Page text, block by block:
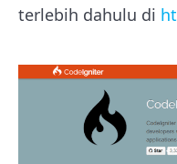
terlebih dahulu di